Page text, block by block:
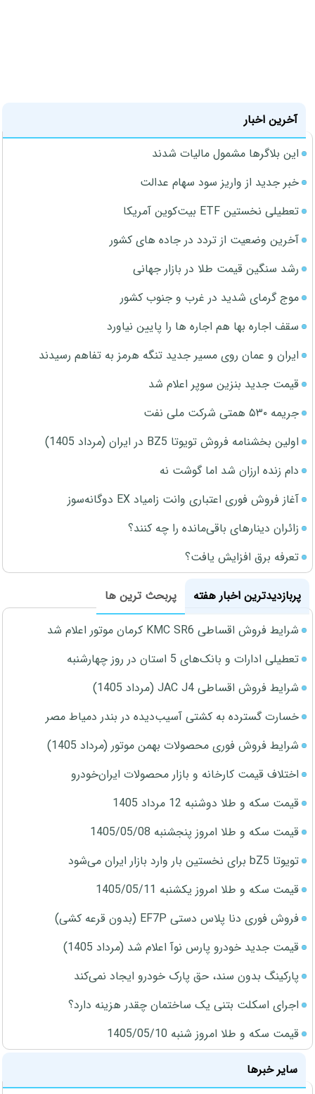
آخرین اخبار
این بلاگرها مشمول مالیات شدند
خبر جدید از واریز سود سهام عدالت
تعطیلی نخستین ETF بیت‌کوین آمریکا
آخرین وضعیت از تردد در جاده های کشور
رشد سنگین قیمت طلا در بازار جهانی
موج گرمای شدید در غرب و جنوب کشور
سقف اجاره بها هم اجاره ها را پایین نیاورد
ایران و عمان روی مسیر جدید تنگه هرمز به تفاهم رسیدند
قیمت جدید بنزین سوپر اعلام شد
جریمه ۵۳۰ همتی شرکت ملی نفت
اولین بخشنامه فروش تویوتا BZ5 در ایران (مرداد 1405)
دام زنده ارزان شد اما گوشت نه
آغاز فروش فوری اعتباری وانت زامیاد EX دوگانه‌سوز
زائران دینارهای باقی‌مانده را چه کنند؟
تعرفه برق افزایش یافت؟
پربازدیدترین اخبار هفته
پربحث ترین ها
شرایط فروش اقساطی KMC SR6 کرمان موتور اعلام شد
تعطیلی ادارات و بانک‌های 5 استان در روز چهارشنبه
شرایط فروش اقساطی JAC J4 (مرداد 1405)
خسارت گسترده به کشتی آسیب‌دیده در بندر دمیاط مصر
شرایط فروش فوری محصولات بهمن موتور (مرداد 1405)
اختلاف قیمت کارخانه و بازار محصولات ایران‌خودرو
قیمت سکه و طلا دوشنبه 12 مرداد 1405
قیمت سکه و طلا امروز پنجشنبه 1405/05/08
تویوتا bZ5 برای نخستین بار وارد بازار ایران می‌شود
قیمت سکه و طلا امروز یکشنبه 1405/05/11
فروش فوری دنا پلاس دستی EF7P (بدون قرعه کشی)
قیمت جدید خودرو پارس نوآ اعلام شد (مرداد 1405)
پارکینگ بدون سند، حق پارک خودرو ایجاد نمی‌کند
اجرای اسکلت بتنی یک ساختمان چقدر هزینه دارد؟
قیمت سکه و طلا امروز شنبه 1405/05/10
سایر خبرها